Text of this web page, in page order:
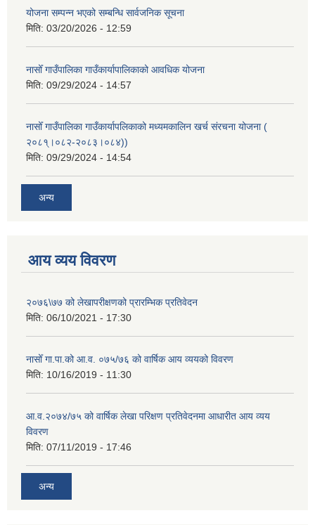
योजना सम्पन्न भएको सम्बन्धि सार्वजनिक सूचना
मिति: 03/20/2026 - 12:59
नासोँ गाउँपालिका गाउँकार्यापालिकाको आवधिक योजना
मिति: 09/29/2024 - 14:57
नासोँ गाउँपालिका गाउँकार्यापलिकाको मध्यमकालिन खर्च संरचना योजना (
२०८१्।०८२-२०८३।०८४))
मिति: 09/29/2024 - 14:54
अन्य
आय व्यय विवरण
२०७६\७७ को लेखापरीक्षणको प्रारम्भिक प्रतिवेदन
मिति: 06/10/2021 - 17:30
नासोँ गा.पा.को आ.व. ०७५/७६ को वार्षिक आय व्ययको विवरण
मिति: 10/16/2019 - 11:30
आ.व.२०७४/७५ को वार्षिक लेखा परिक्षण प्रतिवेदनमा आधारीत आय व्यय
विवरण
मिति: 07/11/2019 - 17:46
अन्य